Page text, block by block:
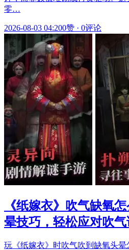
零…
2026-08-03 04:200赞 · 0评论
《纸嫁衣》吹气缺氧
晕技巧，轻松应对吹
玩《纸嫁衣》时吹气吹到缺氧头